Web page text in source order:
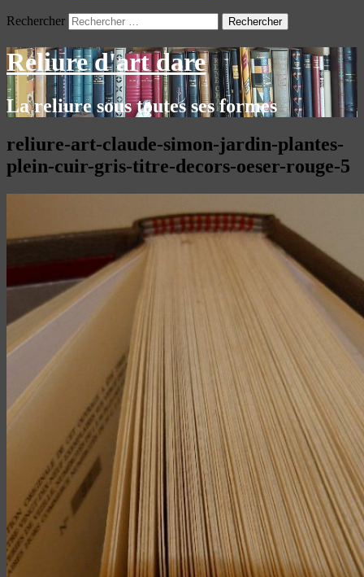
Rechercher
Reliure d'art dare
La reliure sous toutes ses formes
reliure-art-claude-simon-jardin-plantes-
plein-cuir-gris-titre-decors-oeser-rouge-5